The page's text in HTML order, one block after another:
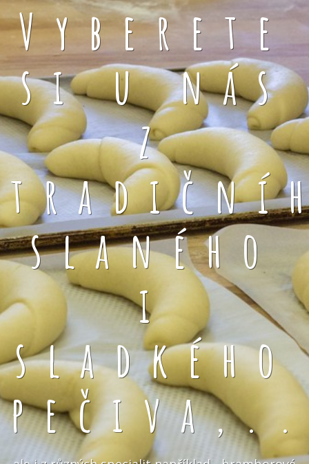
Vyberete
si u nás
z
slaného
i
sladkého